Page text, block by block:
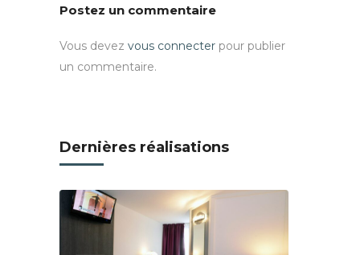
Postez un commentaire
Vous devez vous connecter pour publier
un commentaire.
Dernières réalisations